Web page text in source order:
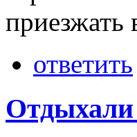
приезжать
ответить
Отдыхали